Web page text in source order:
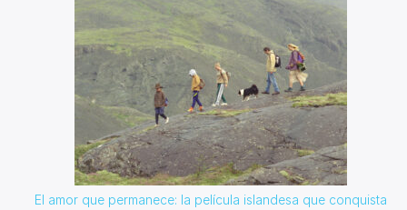
El amor que permanece: la película islandesa que conquista